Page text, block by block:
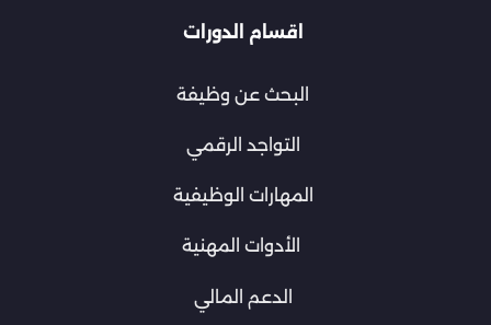
اقسام الدورات
البحث عن وظيفة
التواجد الرقمي
المهارات الوظيفية
الأدوات المهنية
الدعم المالي